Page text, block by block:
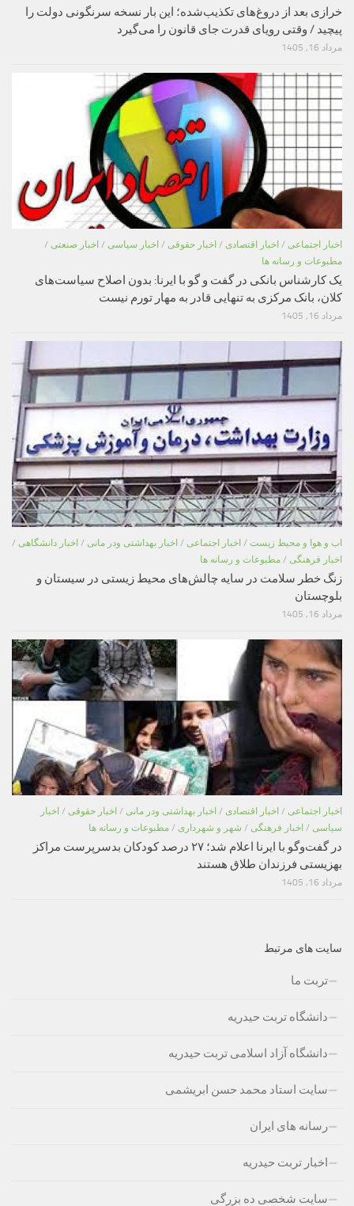
خرازی بعد از دروغ‌های تکذیب‌شده؛ این بار نسخه سرنگونی دولت را
پیچید / وقتی رویای قدرت جای قانون را می‌گیرد
مرداد 16, 1405
اخبار اجتماعی / اخبار اقتصادی / اخبار حقوقی / اخبار سیاسی / اخبار صنعتی /
مطبوعات و رسانه ها
یک کارشناس بانکی در گفت و گو با ایرنا: بدون اصلاح سیاست‌های
کلان، بانک مرکزی به تنهایی قادر به مهار تورم نیست
مرداد 16, 1405
اب و هوا و محیط زیست / اخبار اجتماعی / اخبار بهداشتی ودر مانی / اخبار دانشگاهی /
اخبار فرهنگی / مطبوعات و رسانه ها
زنگ خطر سلامت در سایه چالش‌های محیط زیستی در سیستان و
بلوچستان
مرداد 16, 1405
اخبار اجتماعی / اخبار اقتصادی / اخبار بهداشتی ودر مانی / اخبار حقوقی / اخبار
سیاسی / اخبار فرهنگی / شهر و شهرداری / مطبوعات و رسانه ها
در گفت‌وگو با ایرنا اعلام شد؛ ۲۷ درصد کودکان بدسرپرست مراکز
بهزیستی فرزندان طلاق هستند
مرداد 16, 1405
سایت های مرتبط
تربت ما
دانشگاه تربت حیدریه
دانشگاه آزاد اسلامی تربت حیدریه
سایت استاد محمد حسن ابریشمی
رسانه های ایران
اخبار تربت حیدریه
سایت شخصی ده بزرگی